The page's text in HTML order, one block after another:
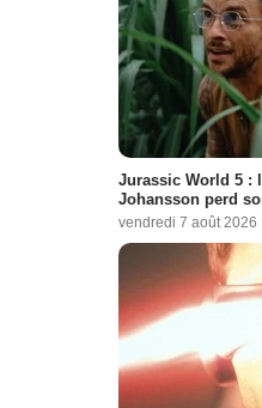
Jurassic World 5 :
Johansson perd
vendredi 7 août 2026